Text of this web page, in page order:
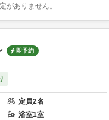
がありません。
即予約
定員2名
浴室1室